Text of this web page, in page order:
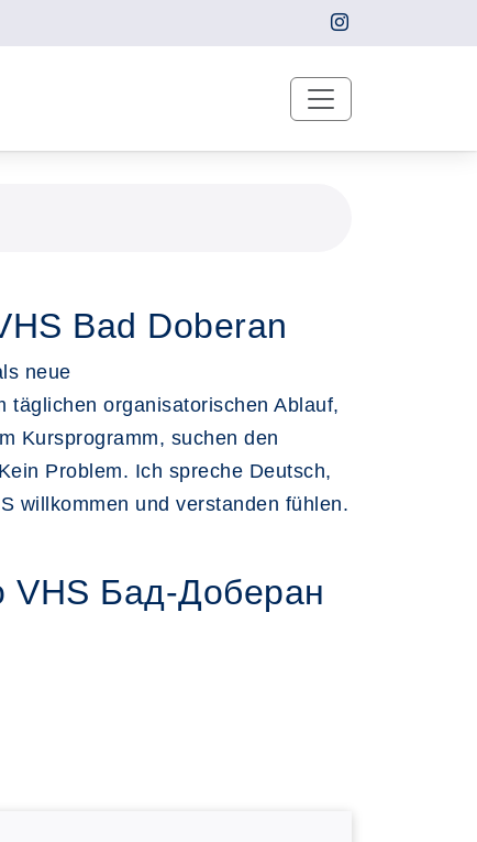
Bad Doberan
neue
täglichen organisatorischen Ablauf,
Kursprogramm, suchen den
Problem. Ich spreche Deutsch,
willkommen und verstanden fühlen.
Бад-Доберан